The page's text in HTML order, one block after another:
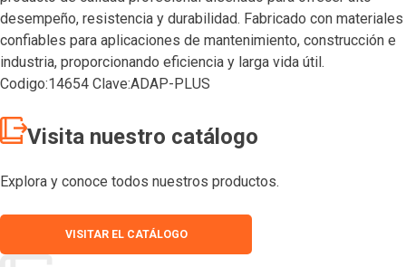
desempeño, resistencia y durabilidad. Fabricado con materiales
confiables para aplicaciones de mantenimiento, construcción e
industria, proporcionando eficiencia y larga vida útil.
Codigo:14654 Clave:ADAP-PLUS
Visita nuestro catálogo
Explora y conoce todos nuestros productos.
VISITAR EL CATÁLOGO